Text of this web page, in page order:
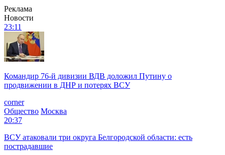
Реклама
Новости
23:11
Командир 76-й дивизии ВДВ доложил Путину о
продвижении в ДНР и потерях ВСУ
corner
Общество Москва
20:37
ВСУ атаковали три округа Белгородской области: есть
пострадавшие